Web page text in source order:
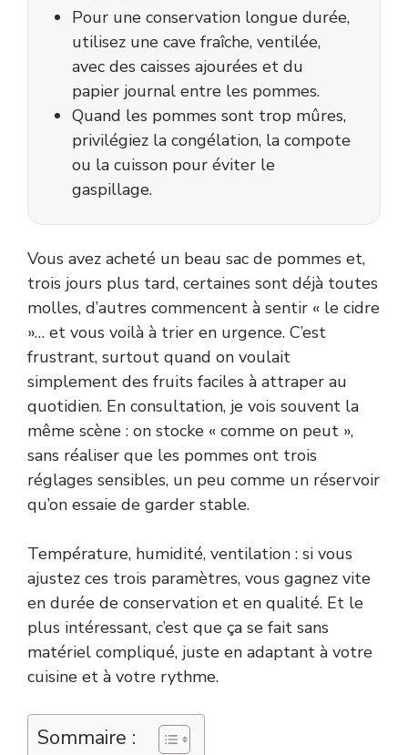
Pour une conservation longue durée,
utilisez une cave fraîche, ventilée,
avec des caisses ajourées et du
papier journal entre les pommes.
Quand les pommes sont trop mûres,
privilégiez la congélation, la compote
ou la cuisson pour éviter le
gaspillage.
Vous avez acheté un beau sac de pommes et,
trois jours plus tard, certaines sont déjà toutes
molles, d’autres commencent à sentir « le cidre
»… et vous voilà à trier en urgence. C’est
frustrant, surtout quand on voulait
simplement des fruits faciles à attraper au
quotidien. En consultation, je vois souvent la
même scène : on stocke « comme on peut »,
sans réaliser que les pommes ont trois
réglages sensibles, un peu comme un réservoir
qu’on essaie de garder stable.
Température, humidité, ventilation : si vous
ajustez ces trois paramètres, vous gagnez vite
en durée de conservation et en qualité. Et le
plus intéressant, c’est que ça se fait sans
matériel compliqué, juste en adaptant à votre
cuisine et à votre rythme.
Sommaire :